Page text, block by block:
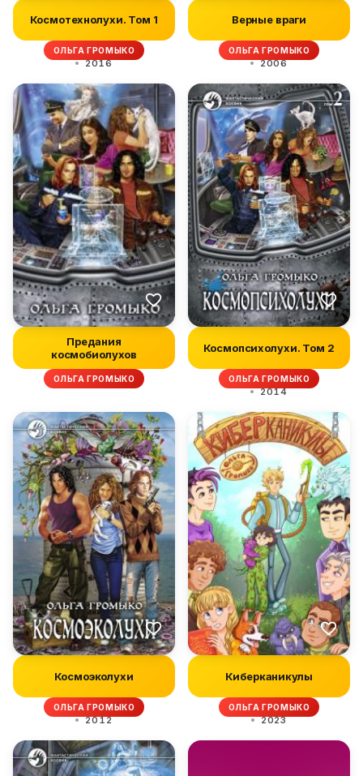
Космотехнолухи. Том 1
ОЛЬГА ГРОМЫКО
2016
Верные враги
ОЛЬГА ГРОМЫКО
2006
Предания
космобиолухов
ОЛЬГА ГРОМЫКО
Космопсихолухи. Том 2
ОЛЬГА ГРОМЫКО
2014
Космоэколухи
ОЛЬГА ГРОМЫКО
2012
Киберканикулы
ОЛЬГА ГРОМЫКО
2023